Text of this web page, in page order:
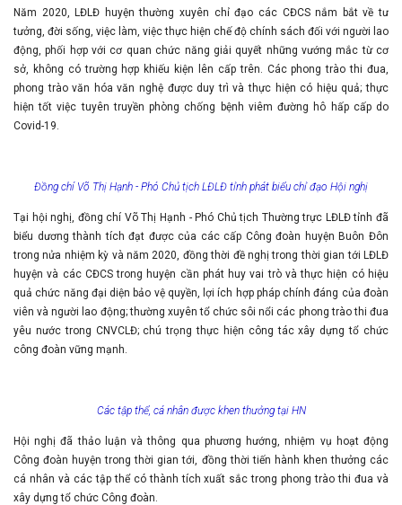
Năm 2020, LĐLĐ huyện thường xuyên chỉ đạo các CĐCS nắm bắt về tư
tưởng, đời sống, việc làm, việc thực hiện chế độ chính sách đối với người lao
động, phối hợp với cơ quan chức năng giải quyết những vướng mắc từ cơ
sở, không có trường hợp khiếu kiện lên cấp trên. Các phong trào thi đua,
phong trào văn hóa văn nghệ được duy trì và thực hiện có hiệu quả; thực
hiện tốt việc tuyên truyền phòng chống bệnh viêm đường hô hấp cấp do
Covid-19.
Đồng chí Võ Thị Hạnh - Phó Chủ tịch LĐLĐ tỉnh phát biểu chỉ đạo Hội nghị
Tại hội nghị, đồng chí Võ Thị Hạnh - Phó Chủ tịch Thường trực LĐLĐ tỉnh đã
biểu dương thành tích đạt được của các cấp Công đoàn huyện Buôn Đôn
trong nửa nhiệm kỳ và năm 2020, đồng thời đề nghị trong thời gian tới LĐLĐ
huyện và các CĐCS trong huyện cần phát huy vai trò và thực hiện có hiệu
quả chức năng đại diện bảo vệ quyền, lợi ích hợp pháp chính đáng của đoàn
viên và người lao động; thường xuyên tổ chức sôi nổi các phong trào thi đua
yêu nước trong CNVCLĐ; chú trọng thực hiện công tác xây dựng tổ chức
công đoàn vững mạnh.
Các tập thể, cá nhân được khen thưởng tại HN
Hội nghị đã thảo luận và thông qua phương hướng, nhiệm vụ hoạt động
Công đoàn huyện trong thời gian tới, đồng thời tiến hành khen thưởng các
cá nhân và các tập thể có thành tích xuất sắc trong phong trào thi đua và
xây dựng tổ chức Công đoàn.